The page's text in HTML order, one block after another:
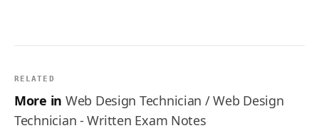
RELATED
More in Web Design Technician / Web Design
Technician - Written Exam Notes